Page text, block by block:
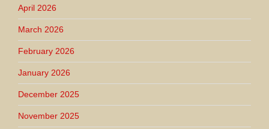
April 2026
March 2026
February 2026
January 2026
December 2025
November 2025